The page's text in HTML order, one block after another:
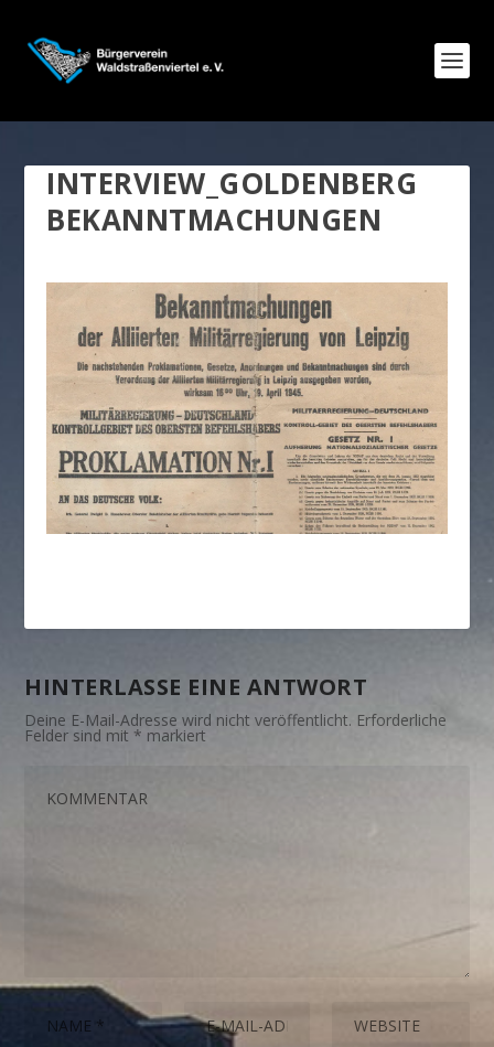
INTERVIEW_GOLDENBERG
BEKANNTMACHUNGEN
HINTERLASSE EINE ANTWORT
Deine E-Mail-Adresse wird nicht veröffentlicht. Erforderliche
Felder sind mit * markiert